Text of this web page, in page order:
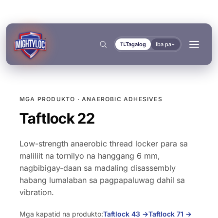
TLTagalog Iba pa
→
→
MGA PRODUKTO · ANAEROBIC ADHESIVES
Taftlock 22
Low-strength anaerobic thread locker para sa
maliliit na tornilyo na hanggang 6 mm,
nagbibigay-daan sa madaling disassembly
habang lumalaban sa pagpapaluwag dahil sa
vibration.
Mga kapatid na produkto:Taftlock 43 →Taftlock 71 →